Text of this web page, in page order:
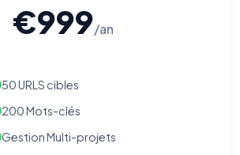
€999/an
50 URLS cibles
200 Mots-clés
Gestion Multi-projets